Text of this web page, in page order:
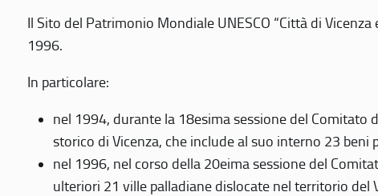
Il Sito del Patrimonio Mondiale UNESCO “Città di
1996.
In particolare:
nel 1994, durante la 18esima sessione del Comitato
storico di Vicenza, che include al suo interno 23 beni
nel 1996, nel corso della 20eima sessione del
ulteriori 21 ville palladiane dislocate nel territorio del